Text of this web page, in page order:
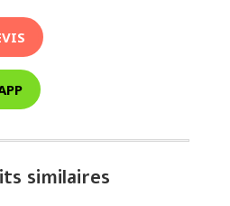
similaires